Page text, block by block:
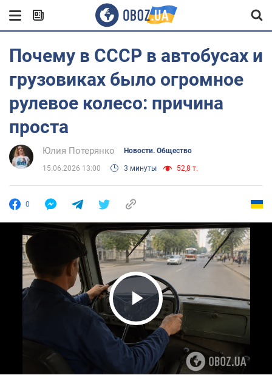
Почему в СССР в автобусах и
грузовиках было огромное
рулевое колесо: причина
проста
Юлия Потерянко Новости. Общество
15.06.2026 13:00 3 минуты 52,8 т.
0
Play Video